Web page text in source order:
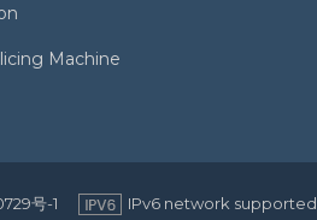
Machine
号-1 IPv6 network supported